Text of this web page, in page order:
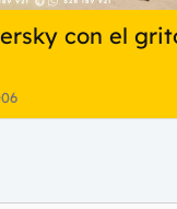
con el